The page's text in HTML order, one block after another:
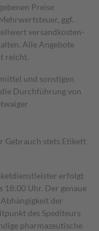
Preise
ggf.
versand­kosten­
Alle Angebote
reicht.
und sonstigen
Durchführung von
Gebrauch stets Etikett
erfolgt
18:00 Uhr. Der genaue
der
des Spediteurs
pharmazeutische